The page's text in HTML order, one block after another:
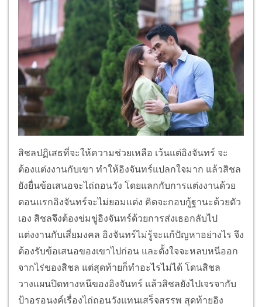
สิชลปฏิเสธที่จะให้ความช่วยเหลือ เว้นแต่อิงจันทร์ จะ
ต้องแต่งงานกับเขา ทำให้อิงจันทร์แปลกใจมาก แล้วสิชล
ยังยื่นข้อเสนอจะไถ่ถอนวัง โดยแลกกับการแต่งงานด้วย
ตอนแรกอิงจันทร์จะไม่ยอมแต่ง คิดจะกอบกู้ฐานะด้วยตัว
เอง สิชลจึงต้องข่มขู่อิงจันทร์ด้วยการส่งเธอกลับไป
แต่งงานกับเสี่ยมงคล อิงจันทร์ไม่รู้จะแก้ปัญหาอย่างไร จึง
ต้องรับข้อเสนอของเขาไปก่อน และตั้งใจจะหลบหนีออก
จากไร่ของสิชล แต่สุดท้ายก็ทำอะไรไม่ได้ โดนสิชล
วางแผนปิดทางหนีของอิงจันทร์ แล้วสิชลยังไปเจรจากับ
ป้าอรอนงค์เรื่องไถ่ถอนวังแทนเสร็จสรรพ สุดท้ายอิง